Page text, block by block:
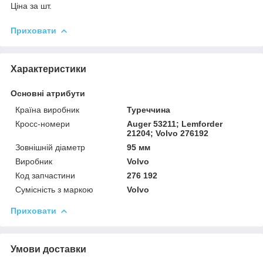
Ціна за шт.
Приховати
Характеристики
Основні атрибути
Країна виробник
Туреччина
Кросс-номери
Auger 53211; Lemforder
21204; Volvo 276192
Зовнішній діаметр
95 мм
Виробник
Volvo
Код запчастини
276 192
Сумісність з маркою
Volvo
Приховати
Умови доставки